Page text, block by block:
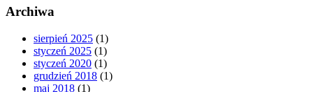
Archiwa
sierpień 2025 (1)
styczeń 2025 (1)
styczeń 2020 (1)
grudzień 2018 (1)
maj 2018 (1)